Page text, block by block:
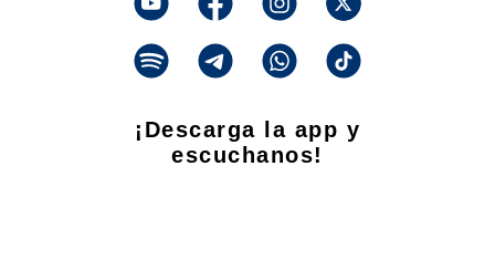
¡Descarga la app y
escuchanos!